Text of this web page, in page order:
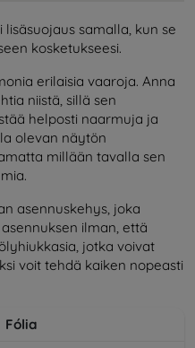
samalla, kun se
kosketukseesi.
erilaisia vaaroja. Anna
niistä, sillä sen
helposti naarmuja ja
olevan näytön
millään tavalla sen
asennuskehys, joka
ilman, että
jotka voivat
voit tehdä kaiken nopeasti
Fólia